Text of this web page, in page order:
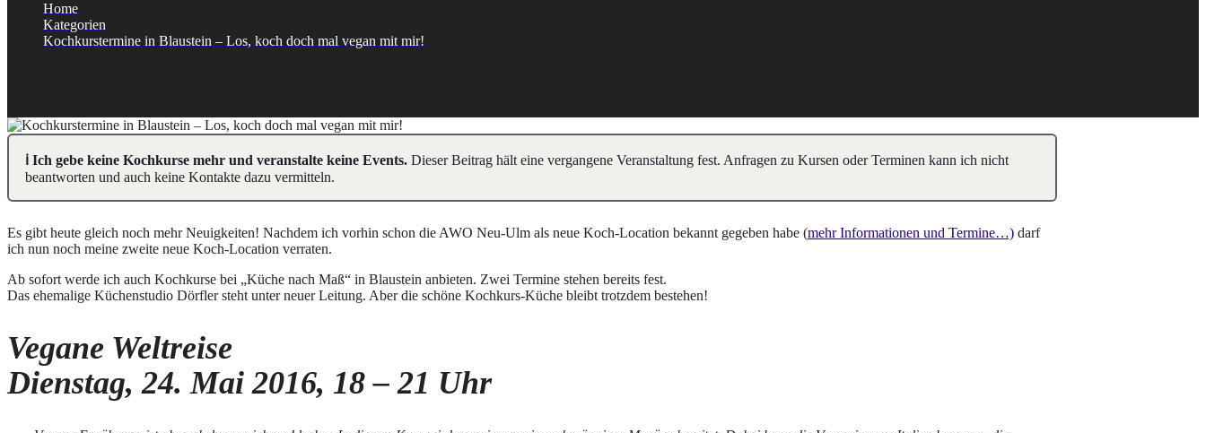
Home
Kategorien
Kochkurstermine in Blaustein – Los, koch doch mal vegan mit mir!
ℹ️ Ich gebe keine Kochkurse mehr und veranstalte keine Events. Dieser Beitrag hält eine vergangene Veranstaltung fest. Anfragen zu Kursen oder Terminen kann ich nicht
beantworten und auch keine Kontakte dazu vermitteln.
Es gibt heute gleich noch mehr Neuigkeiten! Nachdem ich vorhin schon die AWO Neu-Ulm als neue Koch-Location bekannt gegeben habe (mehr Informationen und Termine…) darf
ich nun noch meine zweite neue Koch-Location verraten.
Ab sofort werde ich auch Kochkurse bei „Küche nach Maß“ in Blaustein anbieten. Zwei Termine stehen bereits fest.
Das ehemalige Küchenstudio Dörfler steht unter neuer Leitung. Aber die schöne Kochkurs-Küche bleibt trotzdem bestehen!
Vegane Weltreise
Dienstag, 24. Mai 2016, 18 – 21 Uhr